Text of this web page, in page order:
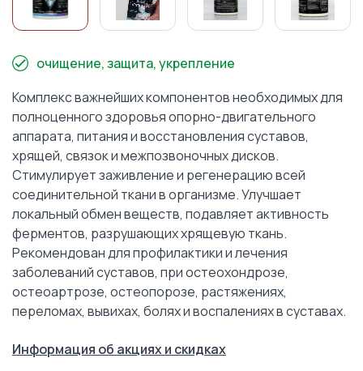
очищение, защита, укрепление
Комплекс важнейших компонентов необходимых для
полноценного здоровья опорно-двигательного
аппарата, питания и восстановления суставов,
хрящей, связок и межпозвоночных дисков.
Стимулирует заживление и регенерацию всей
соединительной ткани в организме. Улучшает
локальный обмен веществ, подавляет активность
ферментов, разрушающих хрящевую ткань.
Рекомендован для профилактики и лечения
заболеваний суставов, при остеохондрозе,
остеоартрозе, остеопорозе, растяжениях,
переломах, вывихах, болях и воспалениях в суставах.
Информация об акциях и скидках